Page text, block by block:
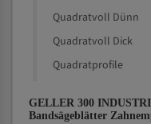
Quadratvoll Dünn
Quadratvoll Dick
Quadratprofile
GELLER 300
Bandsägeblätter